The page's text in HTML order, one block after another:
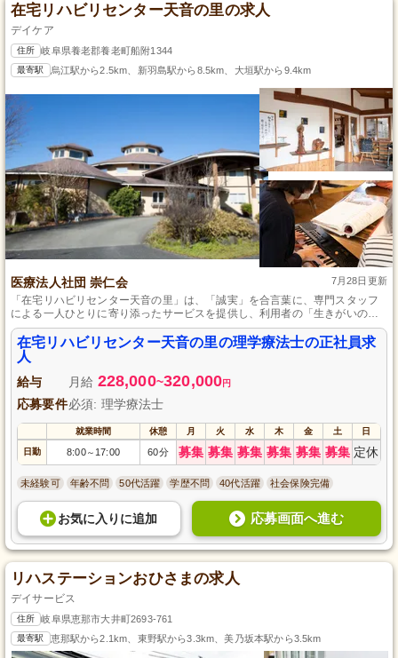
在宅リハビリセンター天音の里の求人
デイケア
住所 岐阜県養老郡養老町船附1344
最寄駅 烏江駅から2.5km、新羽島駅から8.5km、大垣駅から9.4km
医療法人社団 崇仁会 7月28日更新
「在宅リハビリセンター天音の里」は、「誠実」を合言葉に、専門スタッフ
による一人ひとりに寄り添ったサービスを提供し、利用者の「生きがいのあ
る生活」を全力でサポートしています。
在宅リハビリセンター天音の里の理学療法士の正社員求
人
給与 月給 228,000~320,000円
応募要件必須: 理学療法士
就業時間 休憩 月 火 水 木 金 土 日
日勤 8:00～ 17:00 60分 募集 募集 募集 募集 募集 募集 定休
未経験可 年齢不問 50代活躍 学歴不問 40代活躍 社会保険完備
お気に入り に追加 応募画面へ進む
リハステーションおひさまの求人
デイサービス
住所 岐阜県恵那市大井町2693-761
最寄駅 恵那駅から2.1km、東野駅から3.3km、美乃坂本駅から3.5km